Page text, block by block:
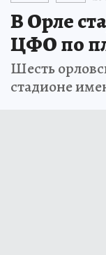
В Орле
ЦФО по
Шесть
стадионе